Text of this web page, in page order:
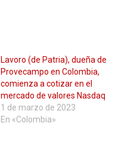
Lavoro (de Patria), dueña de
Provecampo en Colombia,
comienza a cotizar en el
mercado de valores Nasdaq
1 de marzo de 2023
En «Colombia»